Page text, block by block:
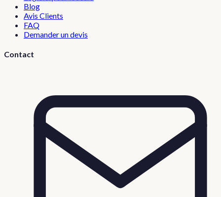
Blog
Avis Clients
FAQ
Demander un devis
Contact